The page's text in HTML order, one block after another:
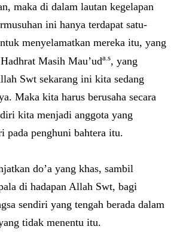
maka di dalam lautan kegelapan
ini hanya terdapat satu-
menyelamatkan mereka itu, yang
Masih Mau’uda.s, yang
Swt sekarang ini kita sedang
Maka kita harus berusaha secara
kita menjadi anggota yang
pada penghuni bahtera itu.
do’a yang khas, sambil
di hadapan Allah Swt, bagi
sendiri yang tengah berada dalam
tidak menentu itu.